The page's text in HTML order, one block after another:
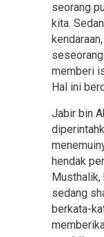
seorang
kita.
memberi
Hal ini
Jabir bin
hendak
Musthalik,
sedang
berkata-